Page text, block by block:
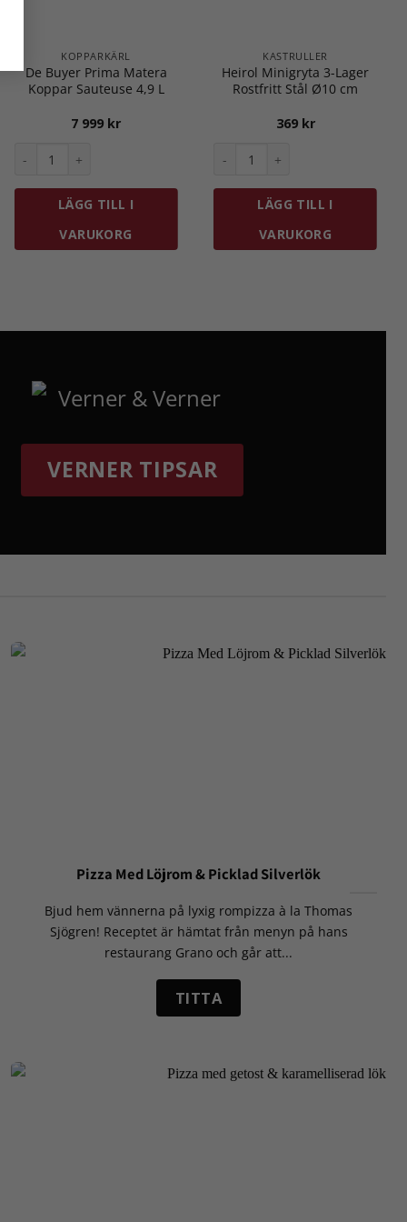
KOPPARKÄRL
De Buyer Prima Matera
Koppar Sauteuse 4,9 L
7 999 kr
LÄGG TILL I
VARUKORG
KASTRULLER
Heirol Minigryta 3-Lager
Rostfritt Stål Ø10 cm
369 kr
LÄGG TILL I
VARUKORG
VERNER TIPSAR
Pizza Med Löjrom & Picklad Silverlök
Bjud hem vännerna på lyxig rompizza à la Thomas
Sjögren! Receptet är hämtat från menyn på hans
restaurang Grano och går att...
TITTA